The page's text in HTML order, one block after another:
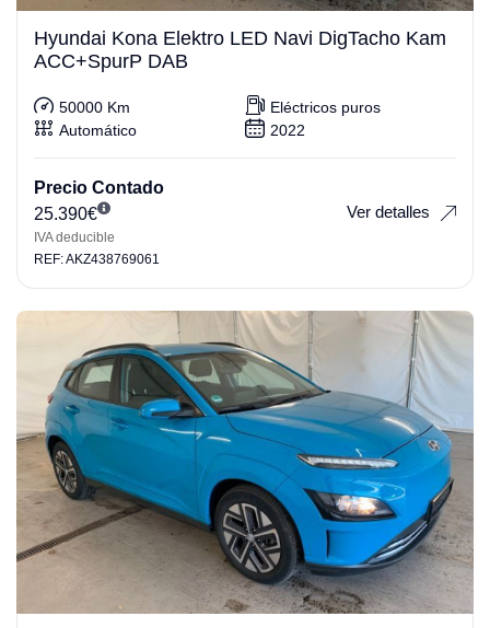
Hyundai Kona Elektro LED Navi DigTacho Kam
ACC+SpurP DAB
50000 Km
Eléctricos puros
Automático
2022
Precio Contado
25.390€
IVA deducible
Ver detalles
REF: AKZ438769061